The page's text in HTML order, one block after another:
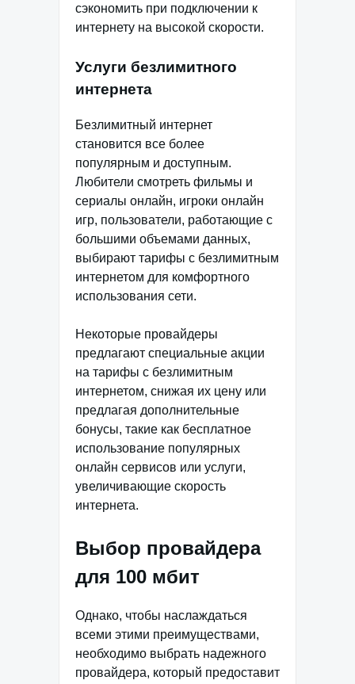
сэкономить при подключении к
интернету на высокой скорости.
Услуги безлимитного
интернета
Безлимитный интернет
становится все более
популярным и доступным.
Любители смотреть фильмы и
сериалы онлайн, игроки онлайн
игр, пользователи, работающие с
большими объемами данных,
выбирают тарифы с безлимитным
интернетом для комфортного
использования сети.
Некоторые провайдеры
предлагают специальные акции
на тарифы с безлимитным
интернетом, снижая их цену или
предлагая дополнительные
бонусы, такие как бесплатное
использование популярных
онлайн сервисов или услуги,
увеличивающие скорость
интернета.
Выбор провайдера
для 100 мбит
Однако, чтобы наслаждаться
всеми этими преимуществами,
необходимо выбрать надежного
провайдера, который предоставит